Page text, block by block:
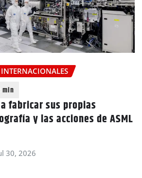
INTERNACIONALES
fabricar sus propias
y las acciones de ASML
30, 2026